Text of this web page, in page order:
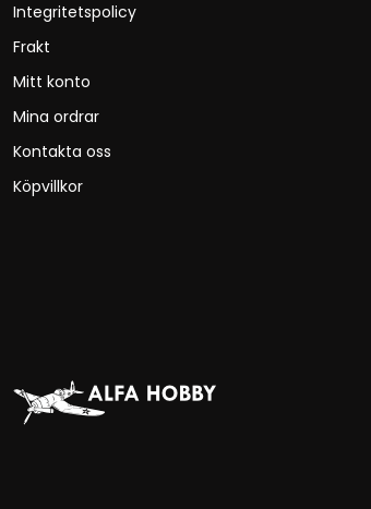
Integritetspolicy
Frakt
Mitt konto
Mina ordrar
Kontakta oss
Köpvillkor